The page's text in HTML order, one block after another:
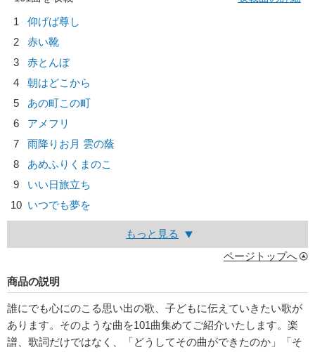
1
仰げば尊し
2
赤い靴
3
赤とんぼ
4
朝はどこから
5
あの町この町
6
アメフリ
7
雨降りお月 雲の蔭
8
あめふりくまのこ
9
いい日旅立ち
10 いつでも夢を
もっと見る
ページトップへ
商品の説明
誰にでも心にのこる思い出の歌、子どもに伝えていきたい歌が
あります。そのような曲を101曲集めてご紹介いたします。楽
譜、歌詞だけではなく、「どうしてその曲ができたのか」「そ